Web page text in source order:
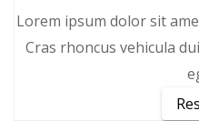
Lorem ipsum dolor sit
Cras rhoncus vehicula